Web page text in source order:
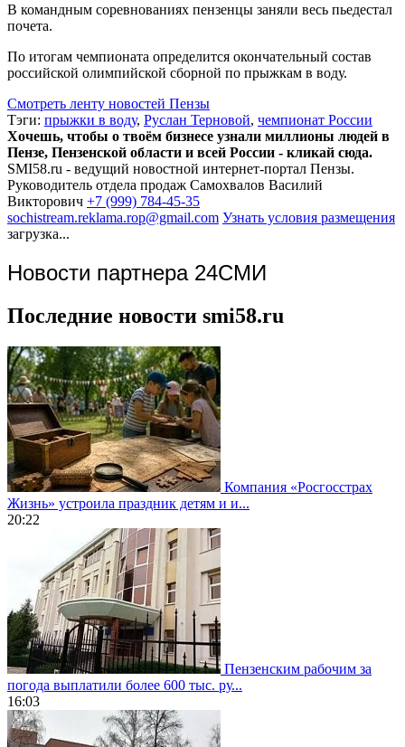
В командным соревнованиях пензенцы заняли весь пьедестал
почета.
По итогам чемпионата определится окончательный состав
российской олимпийской сборной по прыжкам в воду.
Смотреть ленту новостей Пензы
Тэги: прыжки в воду, Руслан Терновой, чемпионат России
Хочешь, чтобы о твоём бизнесе узнали миллионы людей в
Пензе, Пензенской области и всей России - кликай сюда.
SMI58.ru - ведущий новостной интернет-портал Пензы.
Руководитель отдела продаж Самохвалов Василий
Викторович +7 (999) 784-45-35
sochistream.reklama.rop@gmail.com Узнать условия размещения
загрузка...
Новости партнера 24СМИ
Последние новости smi58.ru
Компания «Росгосстрах
Жизнь» устроила праздник детям и и...
20:22
Пензенским рабочим за
погода выплатили более 600 тыс. ру...
16:03